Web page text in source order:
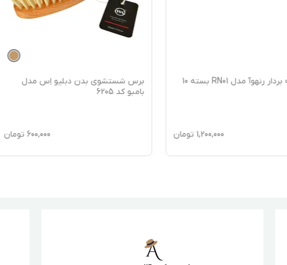
لیف لایه بردار رنهوآ مدل RN01 بسته 10
1,200,000 تومان
برس شستشوی بدن دبلیو اِس مدل
بامبو کد 6205
600,000 تومان